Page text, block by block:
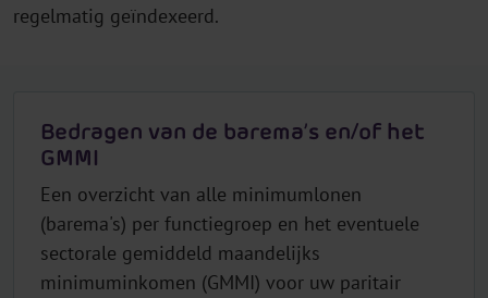
regelmatig geïndexeerd.
Bedragen van de barema’s en/of het
GMMI
Een overzicht van alle minimumlonen
(barema's) per functiegroep en het eventuele
sectorale gemiddeld maandelijks
minimuminkomen (GMMI) voor uw paritair